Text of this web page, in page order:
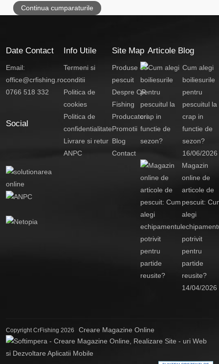
Continua cumparaturile
Date Contact
Email:
office@crfishing.ro
0766 518 332
Social
Info Utile
Termeni si
conditii
Politica de
cookies
Politica de
confidentialitate
Livrare si retur
ANPC
Site Map
Produse de
pescuit
Despre CR
Fishing
Producatori
Promotii
Blog
Contact
Articole Blog
Cum alegi
boiliesurile
pentru
pescuitul la
crap in
functie de
sezon?
16/06/2026
Magazin
online de
articole de
pescuit:
alegi
potrivit
pentru
partide
reusite?
14/04/2026
Copyright CrFishing 2026 Creare Magazine Online